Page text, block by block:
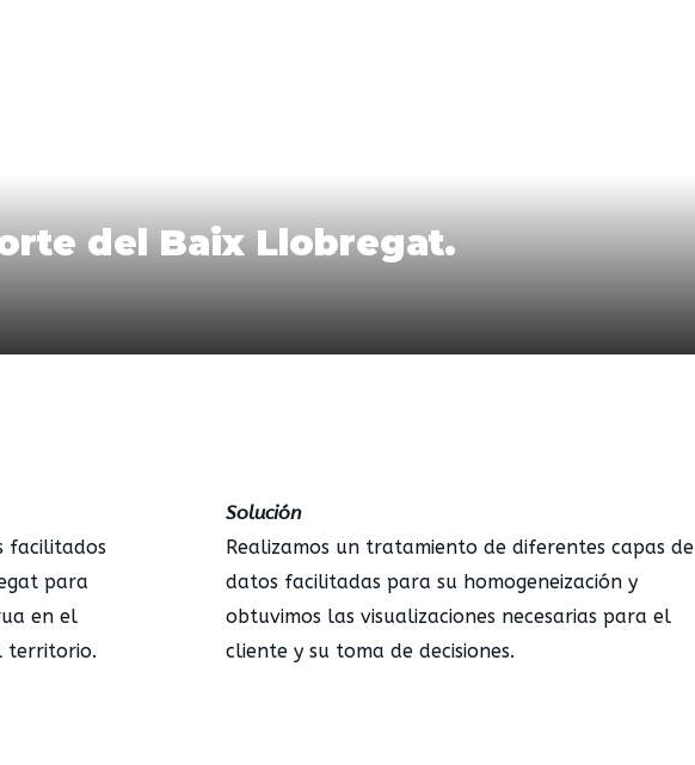
del Baix Llobregat.
facilitados
para
en el
territorio.
Solución
Realizamos un tratamiento de diferentes capas de
datos facilitadas para su homogeneización y
obtuvimos las visualizaciones necesarias para el
cliente y su toma de decisiones.